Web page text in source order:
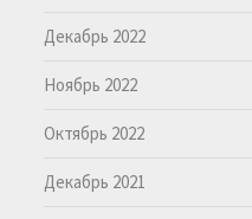
Декабрь 2022
Ноябрь 2022
Октябрь 2022
Декабрь 2021